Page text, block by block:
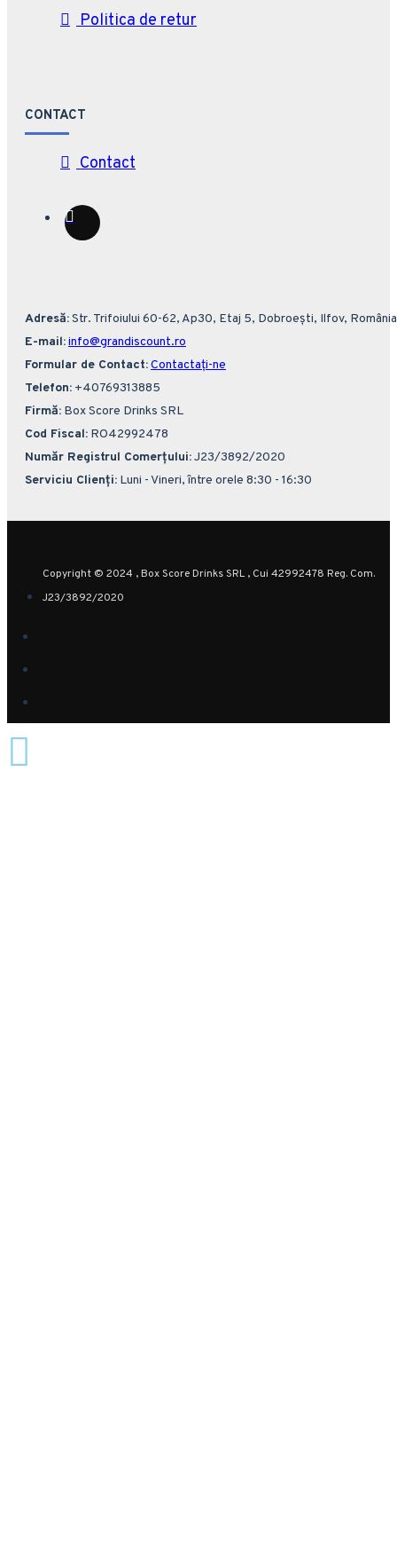
Politica de retur
CONTACT
Contact
Adresă:Str. Trifoiului 60-62, Ap30, Etaj 5, Dobroești, Ilfov, România
E-mail:info@grandiscount.ro
Formular de Contact:Contactați-ne
Telefon: +40769313885
Firmă: Box Score Drinks SRL
Cod Fiscal: RO42992478
Număr Registrul Comerțului:J23/3892/2020
Serviciu Clienți: Luni - Vineri, între orele 8:30 - 16:30
Copyright © 2024 , Box Score Drinks SRL , Cui 42992478 Reg. Com.
J23/3892/2020